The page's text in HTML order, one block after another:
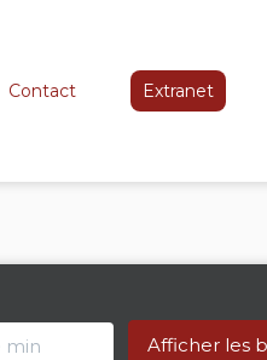
Contact Extranet